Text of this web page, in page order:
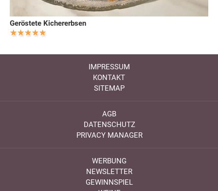
Geröstete Kichererbsen
IMPRESSUM
KONTAKT
SITEMAP
AGB
DATENSCHUTZ
PRIVACY MANAGER
WERBUNG
NEWSLETTER
GEWINNSPIEL